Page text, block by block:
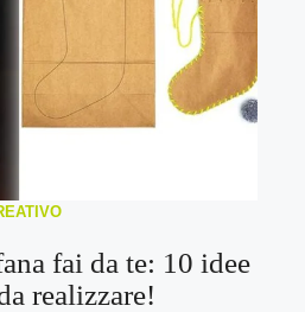
fai da te: 10 idee
realizzare!